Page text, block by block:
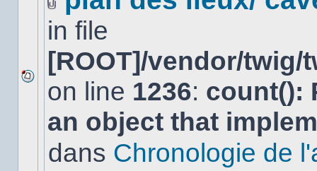
Aucun
nouveau
message
non-
dans
Fichier(s)
joint(s)
in file
[ROOT]/vendor/
on line 1236: count():
an object that
dans Chronologie de